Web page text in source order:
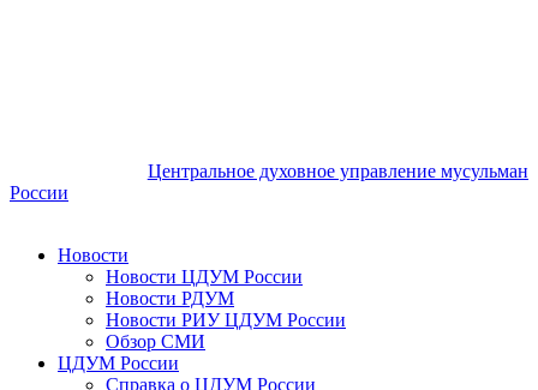
Центральное духовное управление мусульман
России
Новости
Новости ЦДУМ России
Новости РДУМ
Новости РИУ ЦДУМ России
Обзор СМИ
ЦДУМ России
Справка о ЦДУМ России